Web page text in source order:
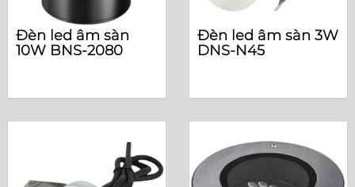
Đèn led âm sàn
10W BNS-2080
Đèn led âm sàn 3W
DNS-N45